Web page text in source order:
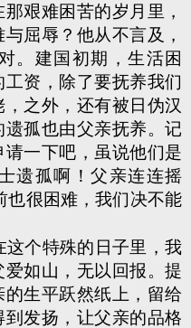
艰难困苦的岁月里，
屈辱？他从不言及，
。建国初期，生活困
资，除了要抚养我们
之外，还有被日伪汉
孤也由父亲抚养。记
一下吧，虽说他们是
遗孤啊！父亲连连摇
也很困难，我们决不能
这个特殊的日子里，我
如山，无以回报。提
生平跃然纸上，留给
发扬，让父亲的品格